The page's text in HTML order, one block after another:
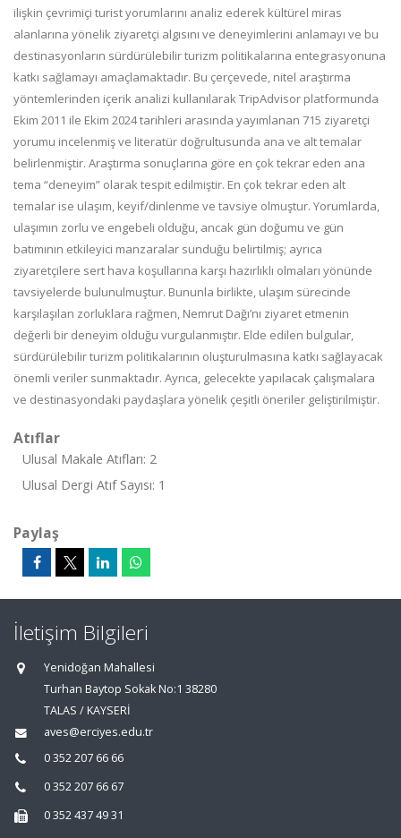
ilişkin çevrimiçi turist yorumlarını analiz ederek kültürel miras
alanlarına yönelik ziyaretçi algısını ve deneyimlerini anlamayı ve bu
destinasyonların sürdürülebilir turizm politikalarına entegrasyonuna
katkı sağlamayı amaçlamaktadır. Bu çerçevede, nitel araştırma
yöntemlerinden içerik analizi kullanılarak TripAdvisor platformunda
Ekim 2011 ile Ekim 2024 tarihleri arasında yayımlanan 715 ziyaretçi
yorumu incelenmiş ve literatür doğrultusunda ana ve alt temalar
belirlenmiştir. Araştırma sonuçlarına göre en çok tekrar eden ana
tema “deneyim” olarak tespit edilmiştir. En çok tekrar eden alt
temalar ise ulaşım, keyif/dinlenme ve tavsiye olmuştur. Yorumlarda,
ulaşımın zorlu ve engebeli olduğu, ancak gün doğumu ve gün
batımının etkileyici manzaralar sunduğu belirtilmiş; ayrıca
ziyaretçilere sert hava koşullarına karşı hazırlıklı olmaları yönünde
tavsiyelerde bulunulmuştur. Bununla birlikte, ulaşım sürecinde
karşılaşılan zorluklara rağmen, Nemrut Dağı’nı ziyaret etmenin
değerli bir deneyim olduğu vurgulanmıştır. Elde edilen bulgular,
sürdürülebilir turizm politikalarının oluşturulmasına katkı sağlayacak
önemli veriler sunmaktadır. Ayrıca, gelecekte yapılacak çalışmalara
ve destinasyondaki paydaşlara yönelik çeşitli öneriler geliştirilmiştir.
Atıflar
Ulusal Makale Atıfları: 2
Ulusal Dergi Atıf Sayısı: 1
Paylaş
İletişim Bilgileri
Yenidoğan Mahallesi
Turhan Baytop Sokak No:1 38280
TALAS / KAYSERİ
aves@erciyes.edu.tr
0 352 207 66 66
0 352 207 66 67
0 352 437 49 31